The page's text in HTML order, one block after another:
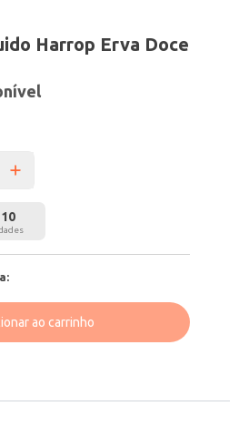
Harrop Erva Doce
10
ao carrinho